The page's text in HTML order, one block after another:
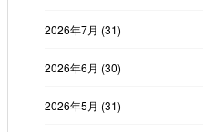
2026年7月 (31)
2026年6月 (30)
2026年5月 (31)